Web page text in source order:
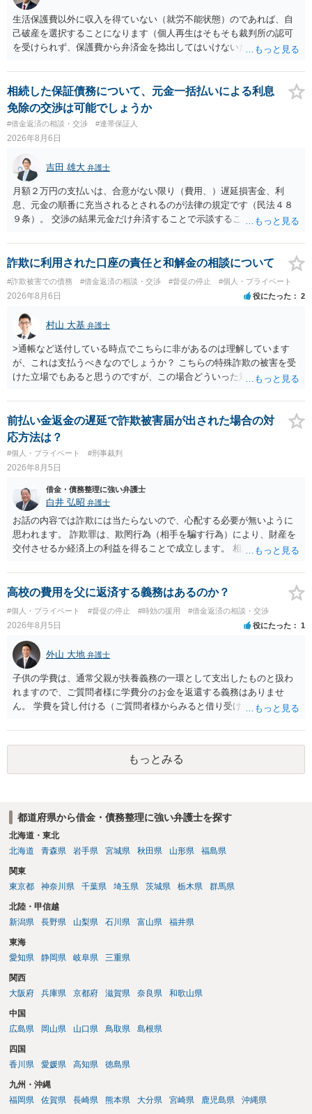
生活保護費以外に収入を得ていない（就労不能状態）のであれば、自
己破産を選択することになります（個人再生はそもそも裁判所の認可
を受けられず、保護費から弁済金を捻出してはいけないため任意整理
士費用は法テラスが負担し、裁判所の予納金等も法テラスが援助して
くれるため、弁護士へ自己破産を任せれば解決します。
相続した保証債務について、元金一括払いによる利息
免除の交渉は可能でしょうか
#借金返済の相談・交渉 #連帯保証人
2026年8月6日
吉田 雄大 弁護士
月額２万円の支払いは、合意がない限り（費用、）遅延損害金、利
息、元金の順番に充当されるとされるのが法律の規定です（民法４８
９条）。 交渉の結果元金だけ弁済することで示談することは、弁護士
ることには消極的なことが多いものの、お近くの弁護士にご依頼しチ
ャレンジなさる意義は十分にあると思います。
詐欺に利用された口座の責任と和解金の相談について
#詐欺被害での債務 #借金返済の相談・交渉 #督促の停止 #個人・プライベート
2026年8月6日 役にたった 2
村山 大基 弁護士
>通帳など送付している時点でこちらに非があるのは理解しています
が、これは支払うべきなのでしょうか？ こちらの特殊詐欺の被害を受
けた立場でもあると思うのですが、この場合どういった対処が必要で
がいいとは思います。 そもそも、特殊詐欺関係なく旦那さんの行為
は法に触れる可能性もあります。 ＞100万を支払わず穏便に和解する
ことは可能でしょうか？ →一般的には難しいです。相談者さんも１０
０万円の被害を受けたとして、１円も払わないで和解したいと言われ
たら、 できるだけ重い刑罰を与えて欲しい、と思われるのではない
でしょうか。 ＞弁護士さんに入ってもらうことで支払額が下がること
はありますか？ そこはあり得ます、ただ、弁護士費用かけるならその
分賠償に回すことも考えられるので、 兼ね合いは考えてみましょう。
前払い金返金の遅延で詐欺被害届が出された場合の対
応方法は？
#個人・プライベート #刑事裁判
2026年8月5日
借金・債務整理に強い弁護士
白井 弘昭 弁護士
お話の内容では詐欺には当たらないので、心配する必要が無いように
思われます。 詐欺罪は、欺罔行為（相手を騙す行為）により、財産を
交付させるか経済上の利益を得ることで成立します。 相談者さんは、
ので、詐欺罪の実行行為性が無く罪に問うことはできません。 おそら
く、相手が真実を話せば警察も取り合わないと思いますが、虚偽の内
容を述べた場合は、捜査はあるかもしれません。 ただし、捜査におい
て、真実を説明すれば、「ちゃんと返しなさいよ」程度の注意で済む
ことだと思われます。 また、返せるお金が無いのであれば、返せない
のは致し方ありません。真摯に分割して支払うことを相手に告げてい
くのみでしょう。 以上、ご参考まで。
高校の費用を父に返済する義務はあるのか？
#個人・プライベート #督促の停止 #時効の援用 #借金返済の相談・交渉
2026年8月5日 役にたった 1
外山 大地 弁護士
子供の学費は、通常父親が扶養義務の一環として支出したものと扱わ
れますので、ご質問者様に学費分のお金を返還する義務はありませ
ん。 学費を貸し付ける（ご質問者様からみると借り受ける）といった
ょう。
もっとみる
都道府県から借金・債務整理に強い弁護士を探す
北海道・東北
北海道
青森県 岩手県 宮城県 秋田県 山形県 福島県
関東
東京都
神奈川県 千葉県 埼玉県 茨城県 栃木県 群馬県
北陸・甲信越
新潟県
長野県 山梨県 石川県 富山県 福井県
東海
愛知県
静岡県 岐阜県 三重県
関西
大阪府
兵庫県 京都府 滋賀県 奈良県 和歌山県
中国
広島県
岡山県 山口県 鳥取県 島根県
四国
香川県
愛媛県 高知県 徳島県
九州・沖縄
福岡県
佐賀県 長崎県 熊本県 大分県 宮崎県 鹿児島県 沖縄県